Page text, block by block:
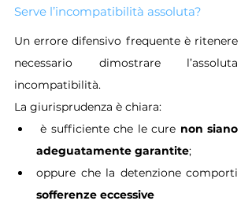
Serve l’incompatibilità assoluta?
Un errore difensivo frequente è ritenere
necessario dimostrare l’assoluta
incompatibilità.
La giurisprudenza è chiara:
è sufficiente che le cure non siano
adeguatamente garantite;
sofferenze eccessive